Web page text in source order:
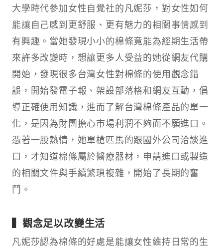
大學時代參加女性自覺社的凡妮莎，對女性如何
能讓自己感到更舒服、更有魅力的相關事情感到
有興趣。當她發現小小的棉條竟能為經期生活帶
來許多改變時，想讓更多人受益的她從網友代購
開始，發現很多台灣女性對棉條的使用觀念錯
誤，開始發電子報、架設部落格和網友互動，倡
導正確使用知識，進而了解台灣棉條產品的單一
化，是因為財團擔心市場利潤不夠而不願進口。
憑著一股熱情，她單槍匹馬的跟國外公司洽談進
口，才知道棉條屬於醫療器材，申請進口或製造
的相關文件與手續繁瑣複雜，開始了長期的奮
鬥。
▍觀念足以改變生活
凡妮莎認為棉條的好處是能讓女性維持日常的生